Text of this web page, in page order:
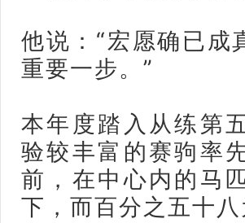
他说：“宏愿确已成
重要一步。”
本年度踏入从练第
验较丰富的赛驹率
前，在中心内的马
下，而百分之五十